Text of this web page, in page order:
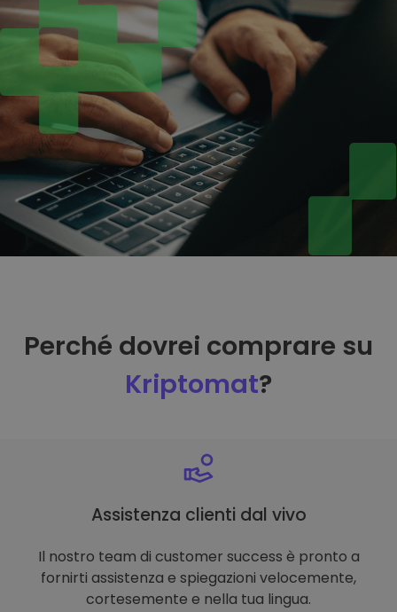
Perché dovrei comprare su
Kriptomat?
Assistenza clienti dal vivo
Il nostro team di customer success è pronto a
fornirti assistenza e spiegazioni velocemente,
cortesemente e nella tua lingua.